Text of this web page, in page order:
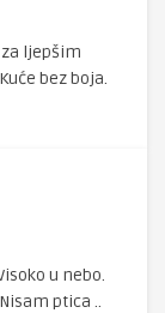
ljepšim
bez boja.
u nebo.
ptica ..